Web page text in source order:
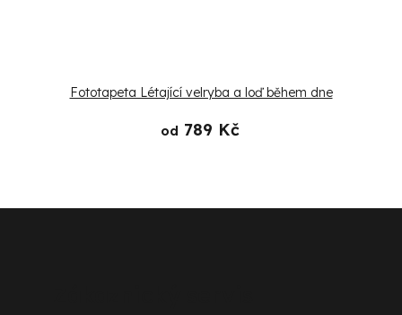
Fototapeta Létající velryba a loď během dne
od 789 Kč